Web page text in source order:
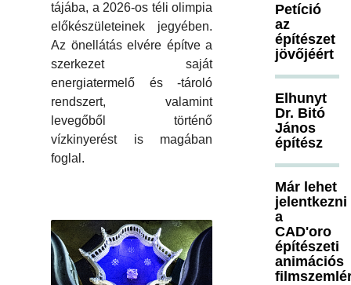
tájába, a 2026-os téli olimpia
előkészületeinek jegyében.
Az önellátás elvére építve a
szerkezet saját
energiatermelő és -tároló
rendszert, valamint
levegőből történő
vízkinyerést is magában
foglal.
Petíció
az
építészet
jövőjéért
Elhunyt
Dr. Bitó
János
építész
Már lehet
jelentkezni
a
CAD'oro
építészeti
animációs